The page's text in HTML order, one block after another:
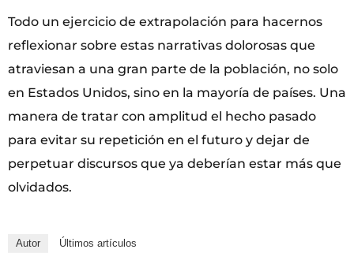
Todo un ejercicio de extrapolación para hacernos
reflexionar sobre estas narrativas dolorosas que
atraviesan a una gran parte de la población, no solo
en Estados Unidos, sino en la mayoría de países. Una
manera de tratar con amplitud el hecho pasado
para evitar su repetición en el futuro y dejar de
perpetuar discursos que ya deberían estar más que
olvidados.
Autor Últimos artículos